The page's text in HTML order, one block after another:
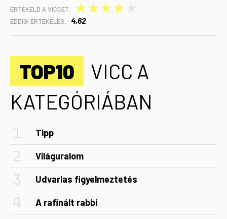
ÉRTÉKELD A VICCET: ★
★
★
★
EDDIGI ÉRTÉKELÉS: 4,62
TOP10
VICC A
KATEGÓRIÁBAN
Tipp
Világuralom
Udvarias figyelmeztetés
A rafinált rabbi